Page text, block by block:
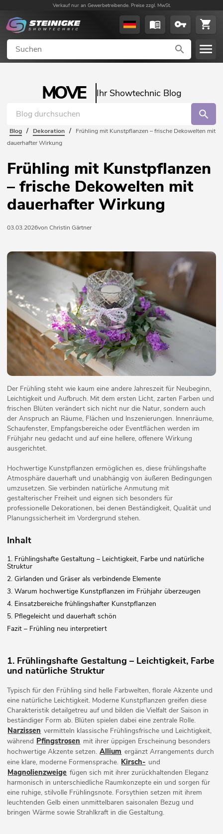
Verkauf nur an Gewerbetreibende. Preise zzgl. MwSt.
MOVE Ihr Showtechnic Blog
Blog / Dekoration /
Frühling mit Kunstpflanzen – frische Dekowelten mit
dauerhafter Wirkung
Frühling mit Kunstpflanzen
– frische Dekowelten mit
dauerhafter Wirkung
03.03.2026von Christin Gärtner
Der Frühling steht wie kaum eine andere Jahreszeit für Neubeginn,
Leichtigkeit und Aufbruch. Mit dem ersten Licht, zarten Farben und
frischen Blüten verändert sich nicht nur die Natur, sondern auch
der Anspruch an Räume, Flächen und Inszenierungen. Innenräume,
Schaufenster, Empfangsbereiche oder Eventflächen werden im
Frühjahr neu gedacht und auf eine hellere, offenere Wirkung
ausgerichtet.
Hochwertige Kunstpflanzen ermöglichen es, diese frühlingshafte
Atmosphäre dauerhaft und unabhängig von äußeren Bedingungen
umzusetzen. Sie verbinden natürliche Anmutung mit
gestalterischer Freiheit und eignen sich besonders für
professionelle Dekorationen, bei denen Beständigkeit, Qualität und
Planungssicherheit im Vordergrund stehen.
Inhalt
1. Frühlingshafte Gestaltung – Leichtigkeit, Farbe und natürliche
Struktur
2. Girlanden und Gräser als verbindende Elemente
3. Warum hochwertige Kunstpflanzen im Frühjahr überzeugen
4. Einsatzbereiche frühlingshafter Kunstpflanzen
5. Pflegeleicht und dauerhaft schön
Fazit – Frühling neu interpretiert
1. Frühlingshafte Gestaltung – Leichtigkeit, Farbe
und natürliche Struktur
Typisch für den Frühling sind helle Farbwelten, florale Akzente und
eine natürliche Leichtigkeit. Moderne Kunstpflanzen greifen diese
Charakteristik detailgetreu auf und bilden die Vielfalt der Saison in
beständiger Form ab. Blüten spielen dabei eine zentrale Rolle.
Narzissen vermitteln klassische Frühlingsfrische und Leichtigkeit,
während Pfingstrosen mit ihrer üppigen Erscheinung besonders
hochwertige Akzente setzen. Allium ergänzt Arrangements durch
eine klare, moderne Formensprache. Kirsch- und
Magnolienzweige fügen sich mit ihrer zurückhaltenden Eleganz
harmonisch in unterschiedliche Raumkonzepte ein und sorgen für
eine ruhige, stilvolle Frühlingsnote. Forsythien setzen mit ihrem
leuchtenden Gelb einen unmittelbaren saisonalen Bezug und
bringen Wärme sowie Strahlkraft in die Gestaltung.